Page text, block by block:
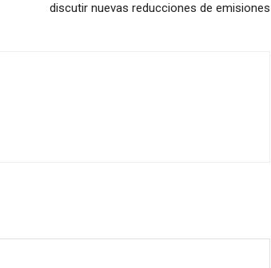
discutir nuevas reducciones de emisiones